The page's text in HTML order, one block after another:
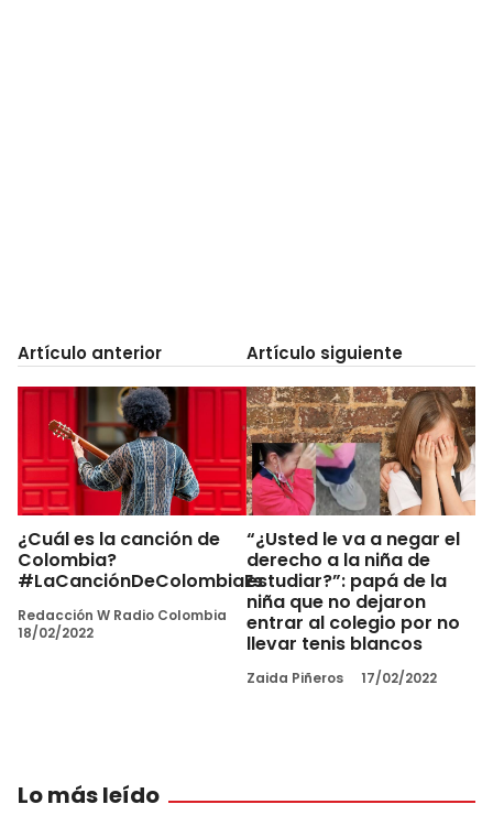
Artículo anterior
¿Cuál es la canción de
Colombia?
#LaCanciónDeColombiaEs
Redacción W Radio Colombia
18/02/2022
Artículo siguiente
“¿Usted le va a negar el
derecho a la niña de
estudiar?”: papá de la
niña que no dejaron
entrar al colegio por no
llevar tenis blancos
Zaida Piñeros 17/02/2022
Lo más leído